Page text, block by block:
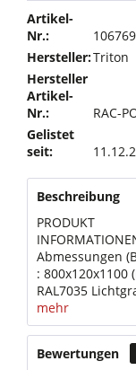
Artikel-
Nr.:
106769
Hersteller:Triton
Hersteller
Artikel-
Nr.:
RAC-
Gelistet
seit:
Beschreibung
PRODUKT
Abmessungen
: 800x120x1100
RAL7035
mehr
Bewertungen